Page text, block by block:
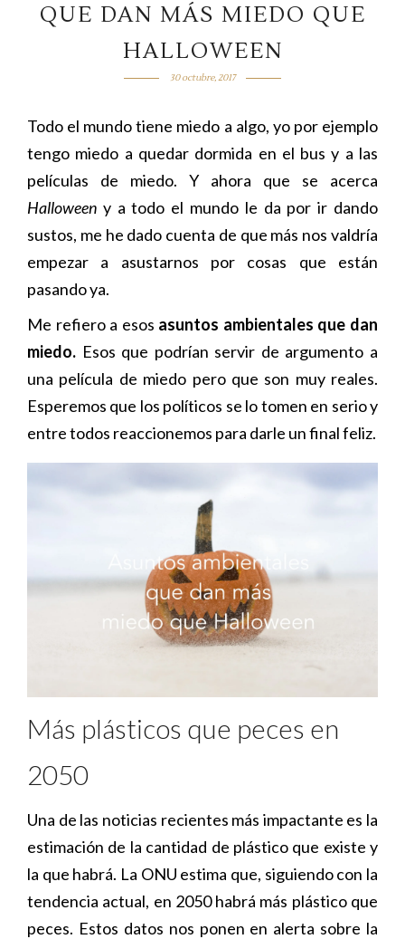
QUE DAN MÁS MIEDO QUE
HALLOWEEN
30 octubre, 2017
Todo el mundo tiene miedo a algo, yo por ejemplo
tengo miedo a quedar dormida en el bus y a las
películas de miedo. Y ahora que se acerca
Halloween y a todo el mundo le da por ir dando
sustos, me he dado cuenta de que más nos valdría
empezar a asustarnos por cosas que están
pasando ya.
Me refiero a esos asuntos ambientales que dan
miedo. Esos que podrían servir de argumento a
una película de miedo pero que son muy reales.
Esperemos que los políticos se lo tomen en serio y
entre todos reaccionemos para darle un final feliz.
Más plásticos que peces en
2050
Una de las noticias recientes más impactante es la
estimación de la cantidad de plástico que existe y
la que habrá. La ONU estima que, siguiendo con la
tendencia actual, en 2050 habrá más plástico que
peces. Estos datos nos ponen en alerta sobre la